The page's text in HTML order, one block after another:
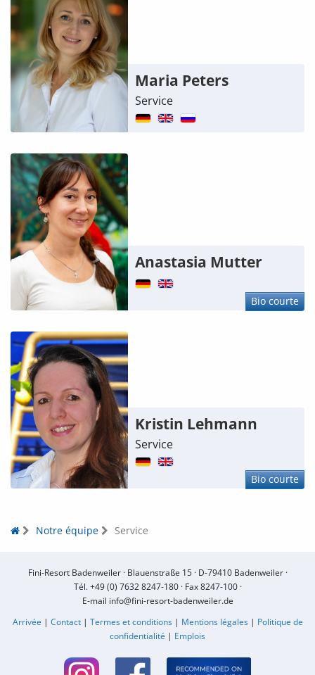
Maria Peters
Service
Anastasia Mutter
Bio courte
Kristin Lehmann
Service
Bio courte
Notre équipe Service
Fini-Resort Badenweiler · Blauenstraße 15 · D-79410 Badenweiler ·
Tél.+49 (0) 7632 8247-180· Fax 8247-100 ·
E-mail info@fini-resort-badenweiler.de
Arrivée | Contact| Termes et conditions| Mentions légales| Politique de
confidentialité | Emplois